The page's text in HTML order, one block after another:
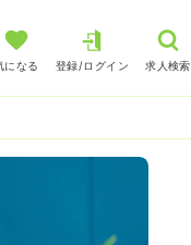
になる 登録/ログイン 求人検索